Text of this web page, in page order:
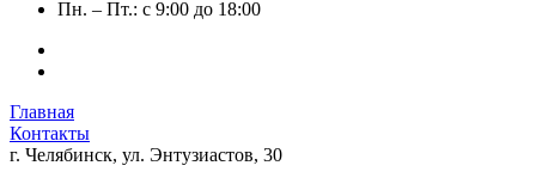
Пн. – Пт.: с 9:00 до 18:00
Главная
Контакты
г. Челябинск, ул. Энтузиастов, 30